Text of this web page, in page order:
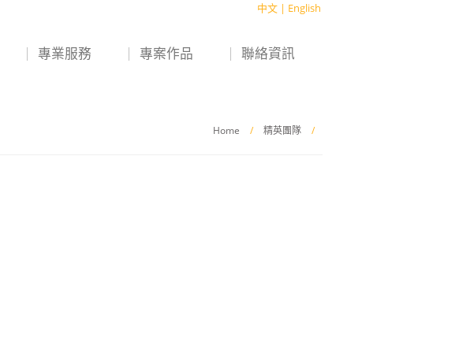
中文 | English
專業服務 專案作品 聯絡資訊
Home / 精英團隊 /